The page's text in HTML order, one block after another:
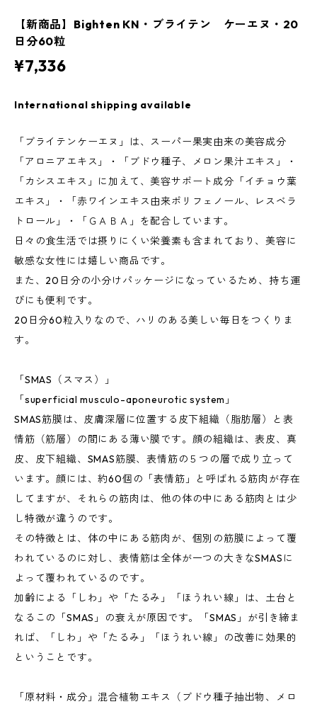
【新商品】Bighten KN・ブライテン ケーエヌ・20
日分60粒
¥7,336
International shipping available
「ブライテンケーエヌ」は、スーパー果実由来の美容成分
「アロニアエキス」・「ブドウ種子、メロン果汁エキス」・
「カシスエキス」に加えて、美容サポート成分「イチョウ葉
エキス」・「赤ワインエキス由来ポリフェノール、レスベラ
トロール」・「ＧＡＢＡ」を配合しています。
日々の食生活では摂りにくい栄養素も含まれており、美容に
敏感な女性には嬉しい商品です。
また、20日分の小分けパッケージになっているため、持ち運
びにも便利です。
20日分60粒入りなので、ハリのある美しい毎日をつくりま
す。
「SMAS（スマス）」
「superficial musculo-aponeurotic system」
SMAS筋膜は、皮膚深層に位置する皮下組織（脂肪層）と表
情筋（筋層）の間にある薄い膜です。顔の組織は、表皮、真
皮、皮下組織、SMAS筋膜、表情筋の５つの層で成り立って
います。顔には、約60個の「表情筋」と呼ばれる筋肉が存在
してますが、それらの筋肉は、他の体の中にある筋肉とは少
し特徴が違うのです。
その特徴とは、体の中にある筋肉が、個別の筋膜によって覆
われているのに対し、表情筋は全体が一つの大きなSMASに
よって覆われているのです。
加齢による「しわ」や「たるみ」「ほうれい線」は、土台と
なるこの「SMAS」の衰えが原因です。「SMAS」が引き締ま
れば、「しわ」や「たるみ」「ほうれい線」の改善に効果的
ということです。
「原材料・成分」混合植物エキス（ブドウ種子抽出物、メロ